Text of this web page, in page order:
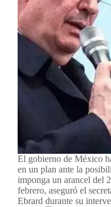
El gobierno de México
en un plan ante la
imponga un arancel del
febrero, aseguró el
Ebrard durante su